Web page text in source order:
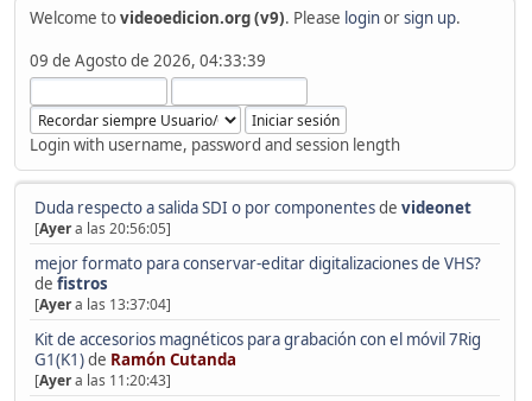
Welcome tovideoedicion.org (v9). Please loginorsign up.
09 de Agosto de 2026, 04:33:39
Login with username, password and session length
Duda respecto a salida SDI o por componentesde videonet
[Ayera las 20:56:05]
mejor formato para conservar-editar digitalizaciones de VHS?
de fistros
[Ayera las 13:37:04]
Kit de accesorios magnéticos para grabación con el móvil 7Rig
G1(K1)de Ramón Cutanda
[Ayera las 11:20:43]